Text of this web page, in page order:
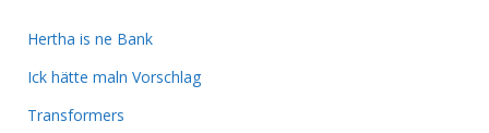
Hertha is ne Bank
Ick hätte maln Vorschlag
Transformers